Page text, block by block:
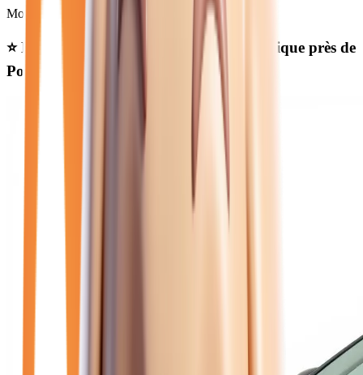
Moins de 50 000 km
⭐ Nos meilleures offres hyundai automatique près de
Pontault-Combault